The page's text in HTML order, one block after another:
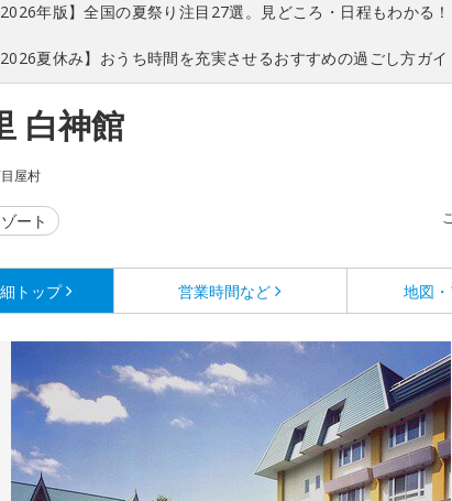
2026年版】全国の夏祭り注目27選。見どころ・日程もわかる！
2026夏休み】おうち時間を充実させるおすすめの過ごし方ガイ
白神館
屋村
ート
トップ 営業時間など 地図